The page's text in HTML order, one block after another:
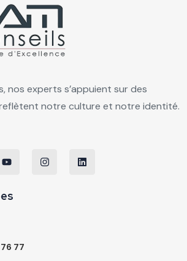
nos experts s’appuient sur des
notre culture et notre identité.
77